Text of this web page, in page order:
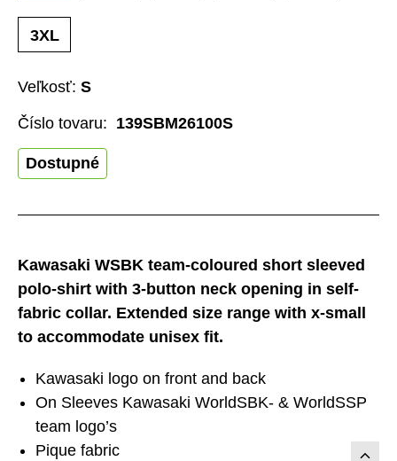
Kawasaki WSBK team-coloured short sleeved
polo-shirt with 3-button neck opening in self-
fabric collar. Extended size range with x-small
to accommodate unisex fit.
Kawasaki logo on front and back
On Sleeves Kawasaki WorldSBK- & WorldSSP
team logo’s
Pique fabric
Veľkosť: S
Dostupné
3XL
Číslo tovaru: 139SBM26100S